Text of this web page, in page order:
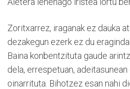
Zoritxarrez, iraganak ez dauka
dezakegun ezerk ez du
Baina konbentzituta gaude
dela, errespetuan,
oinarrituta. Bihotzez esan nahi